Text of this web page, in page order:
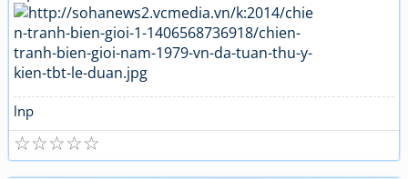
lnp
☆
☆
☆
☆
☆